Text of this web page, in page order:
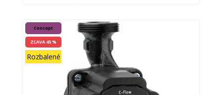
Concept
ZĽAVA 45 %
Rozbalené